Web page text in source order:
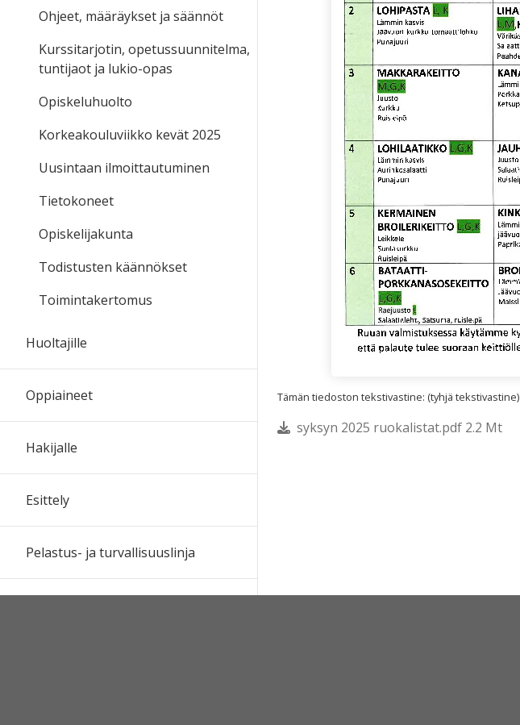
Tämän tiedoston tekstivastine: (tyhjä tekstivastine)
syksyn 2025 ruokalistat.pdf 2.2 Mt
Ohjeet, määräykset ja säännöt
Kurssitarjotin, opetussuunnitelma,
tuntijaot ja lukio-opas
Opiskeluhuolto
Korkeakouluviikko kevät 2025
Uusintaan ilmoittautuminen
Tietokoneet
Opiskelijakunta
Todistusten käännökset
Toimintakertomus
Huoltajille
Oppiaineet
Hakijalle
Esittely
Pelastus- ja turvallisuuslinja